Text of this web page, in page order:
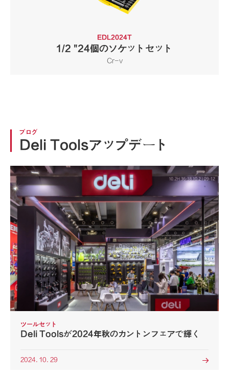
EDL2024T
1/2 "24個のソケットセット
Cr-v
ブログ
Deli Toolsアップデート
ツールセット
Deli Toolsが2024年秋のカントンフェアで輝く
2024. 10. 29 